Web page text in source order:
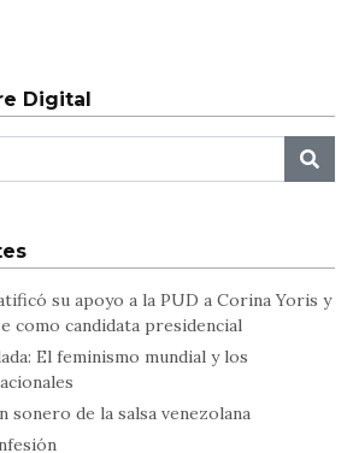
Digital
su apoyo a la PUD a Corina Yoris y
como candidata presidencial
El feminismo mundial y los
sonero de la salsa venezolana